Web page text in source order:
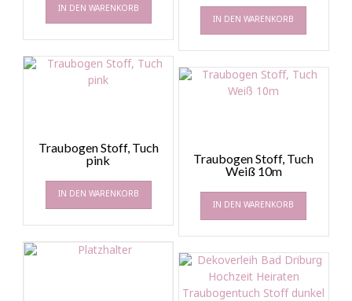
IN DEN WARENKORB
IN DEN WARENKORB
Traubogen Stoff, Tuch
pink
IN DEN WARENKORB
Traubogen Stoff, Tuch
Weiß 10m
IN DEN WARENKORB